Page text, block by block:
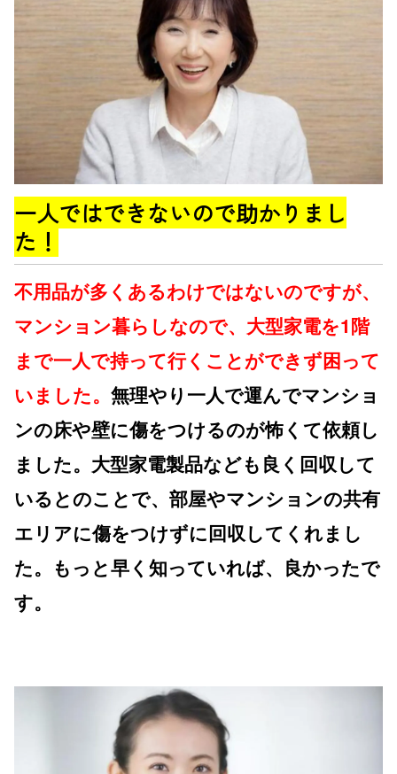
一人ではできないので助かりまし
た！
不用品が多くあるわけではないのですが、
マンション暮らしなので、大型家電を1階
まで一人で持って行くことができず困って
いました。 無理やり一人で運んでマンショ
ンの床や壁に傷をつけるのが怖くて依頼し
ました。大型家電製品なども良く回収して
いるとのことで、部屋やマンションの共有
エリアに傷をつけずに回収してくれまし
た。もっと早く知っていれば、良かったで
す。